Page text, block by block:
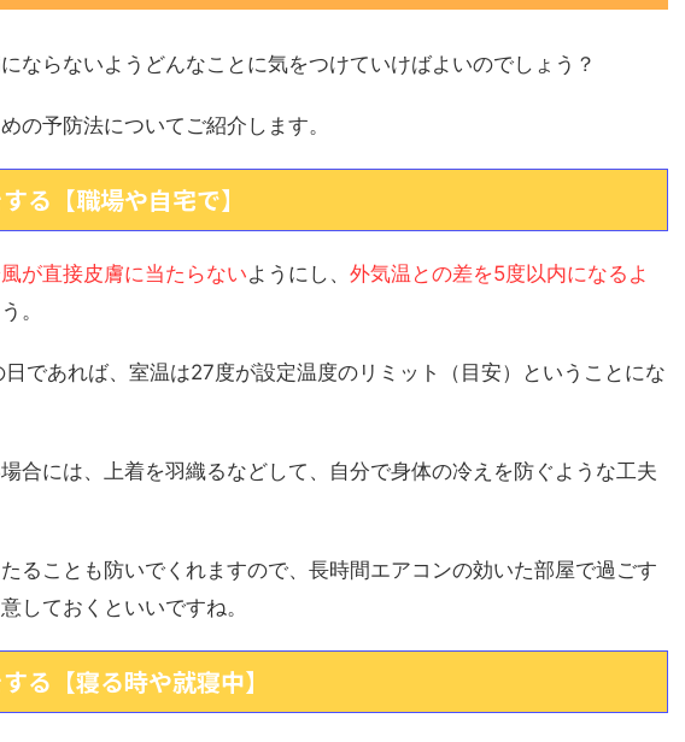
ならないようどんなことに気をつけていけばよいのでしょう？
の予防法についてご紹介します。
る【職場や自宅で】
が直接皮膚に当たらないようにし、 外気温との差を5度以内になるよ
。
であれば、室温は27度が設定温度のリミット（目安）ということにな
合には、上着を羽織るなどして、自分で身体の冷えを防ぐような工夫
ることも防いでくれますので、長時間エアコンの効いた部屋で過ごす
しておくといいですね。
る【寝る時や就寝中】